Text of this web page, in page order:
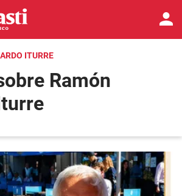
ITURRE
Ramón